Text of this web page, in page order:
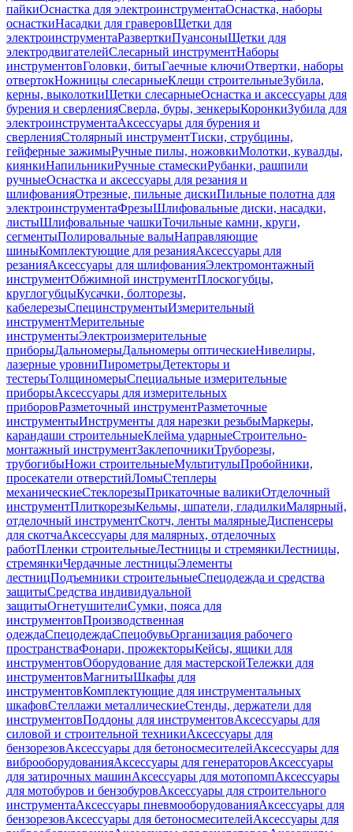
пайкиОснастка для электроинструментаОснастка, наборы
оснасткиНасадки для граверовЩетки для
электроинструментаРазверткиПуансоныЩетки для
электродвигателейСлесарный инструментНаборы
инструментовГоловки, битыГаечные ключиОтвертки, наборы
отвертокНожницы слесарныеКлещи строительныеЗубила,
керны, выколоткиЩетки слесарныеОснастка и аксессуары для
бурения и сверленияСверла, буры, зенкерыКоронкиЗубила для
электроинструментаАксессуары для бурения и
сверленияСтолярный инструментТиски, струбцины,
гейферные зажимыРучные пилы, ножовкиМолотки, кувалды,
киянкиНапильникиРучные стамескиРубанки, рашпили
ручныеОснастка и аксессуары для резания и
шлифованияОтрезные, пильные дискиПильные полотна для
электроинструментаФрезыШлифовальные диски, насадки,
листыШлифовальные чашкиТочильные камни, круги,
сегментыПолировальные валыНаправляющие
шиныКомплектующие для резанияАксессуары для
резанияАксессуары для шлифованияЭлектромонтажный
инструментОбжимной инструментПлоскогубцы,
круглогубцыКусачки, болторезы,
кабелерезыСпецинструментыИзмерительный
инструментМерительные
инструментыЭлектроизмерительные
приборыДальномерыДальномеры оптическиеНивелиры,
лазерные уровниПирометрыДетекторы и
тестерыТолщиномерыСпециальные измерительные
приборыАксессуары для измерительных
приборовРазметочный инструментРазметочные
инструментыИнструменты для нарезки резьбыМаркеры,
карандаши строительныеКлейма ударныеСтроительно-
монтажный инструментЗаклепочникиТруборезы,
трубогибыНожи строительныеМультитулыПробойники,
просекатели отверстийЛомыСтеплеры
механическиеСтеклорезыПрикаточные валикиОтделочный
инструментПлиткорезыКельмы, шпатели, гладилкиМалярный,
отделочный инструментСкотч, ленты малярныеДиспенсеры
для скотчаАксессуары для малярных, отделочных
работПленки строительныеЛестницы и стремянкиЛестницы,
стремянкиЧердачные лестницыЭлементы
лестницПодъемники строительныеСпецодежда и средства
защитыСредства индивидуальной
защитыОгнетушителиСумки, пояса для
инструментовПроизводственная
одеждаСпецодеждаСпецобувьОрганизация рабочего
пространстваФонари, прожекторыКейсы, ящики для
инструментовОборудование для мастерскойТележки для
инструментовМагнитыШкафы для
инструментовКомплектующие для инструментальных
шкафовСтеллажи металлическиеСтенды, держатели для
инструментовПоддоны для инструментовАксессуары для
силовой и строительной техникиАксессуары для
бензорезовАксессуары для бетоносмесителейАксессуары для
виброоборудованияАксессуары для генераторовАксессуары
для затирочных машинАксессуары для мотопомпАксессуары
для мотобуров и бензобуровАксессуары для строительного
инструментаАксессуары пневмооборудованияАксессуары для
бензорезовАксессуары для бетоносмесителейАксессуары для